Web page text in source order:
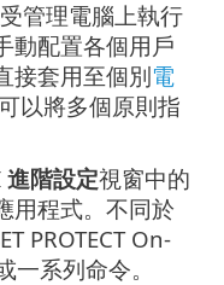
管理電腦上執行
動配置各個用戶
接套用至個別電
以將多個原則指
進階設定視窗中的
用程式。不同於
PROTECT On-
系列命令。